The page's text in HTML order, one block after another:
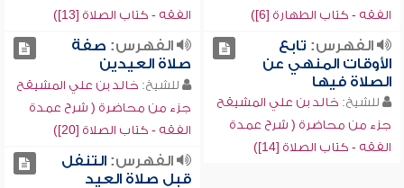
الفقه - كتاب الطهارة [6])
الفقه - كتاب الصلاة [13])
الفهرس: تابع
الأوقات المنهي عن
الصلاة فيها
للشيخ: خالد بن علي المشيقح
جزء من محاضرة ( شرح عمدة
الفقه - كتاب الصلاة [14])
الفهرس: صفة
صلاة العيدين
للشيخ: خالد بن علي المشيقح
جزء من محاضرة ( شرح عمدة
الفقه - كتاب الصلاة [20])
الفهرس:التنفل
قبل صلاة العيد